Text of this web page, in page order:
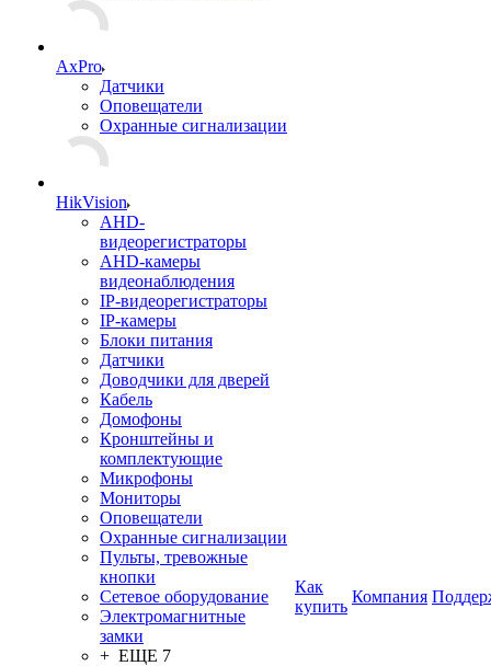
AxPro
Датчики
Оповещатели
Охранные сигнализации
HikVision
AHD-
видеорегистраторы
AHD-камеры
видеонаблюдения
IP-видеорегистраторы
IP-камеры
Блоки питания
Датчики
Доводчики для дверей
Кабель
Домофоны
Кронштейны и
комплектующие
Микрофоны
Мониторы
Оповещатели
Охранные сигнализации
Пульты, тревожные
кнопки
Сетевое оборудование
Электромагнитные
замки
+ ЕЩЕ 7
Как
купить
Компания